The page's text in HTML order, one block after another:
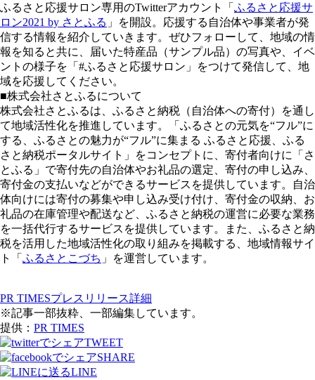
ふるさと応援サロン専用のTwitterアカウント「 ふるさと応援サ
ロン2021 by さとふる 」を開設。応援する自治体や事業者が発
信する情報を紹介していきます。ぜひフォローして、地域の情
報を知ると共に、届いた特産品（サンプル品）の写真や、イベ
ントの様子を「#ふるさと応援サロン」をつけて発信して、地
域を応援してください。
■株式会社さとふるについて
株式会社さとふるは、ふるさと納税（自治体への寄付）を通し
て地域活性化を推進しています。「ふるさとの元気を“フル”に
する、ふるさとの魅力が“フル”に集まる ふるさと応援、ふる
さと納税ポータルサイト」をコンセプトに、寄付者向けに「さ
とふる」で寄付先の自治体やお礼品の選定、寄付の申し込み、
寄付金の支払いなどができるサービスを提供しています。自治
体向けには寄付の募集や申し込み受け付け、寄付金の収納、お
礼品の在庫管理や配送など、ふるさと納税の運営に必要な業務
を一括代行するサービスを提供しています。また、ふるさと納
税を活用した地域活性化の取り組みを掲載する、地域情報サイ
ト「 ふるさとこづち 」を運営しています。
PR TIMESプレスリリース詳細
※記事一部抜粋、一部編集しています。
提供： PR TIMES
TWEET
SHARE
LINE